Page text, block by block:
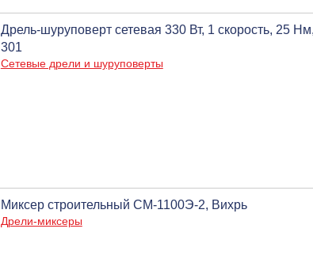
Дрель-шуруповерт сетевая 330 Вт, 1 скорость, 25
301
Сетевые дрели и шуруповерты
Миксер строительный СМ-1100Э-2, Вихрь
Дрели-миксеры